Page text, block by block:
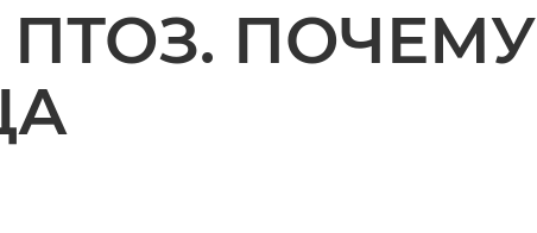
ПОЧЕМУ